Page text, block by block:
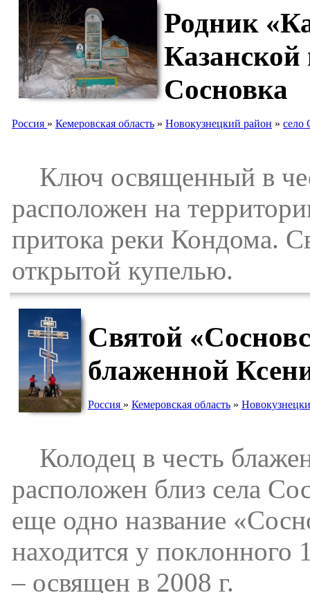
Родник
Сосновка
Россия » Кемеровская область » Новокузнецкий район » село
Ключ освященный в
расположен на
притока реки Кондома.
открытой купелью.
Святой
блаженной
Россия » Кемеровская область»
Колодец в честь
расположен близ села
еще одно название
находится у поклонного
– освящен в 2008 г.